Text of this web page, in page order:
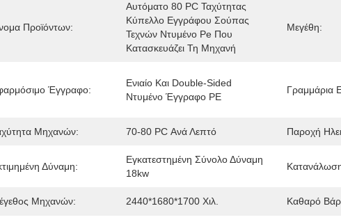
Προϊόντων:
Αυτόματο 80 PC Ταχύτητας
Κύπελλο Εγγράφου Σούπας
Τεχνών Ντυμένο Pe Που
Κατασκευάζει Τη Μηχανή
Μεγέθη:
Έγγραφο:
Ενιαίο Και Double-Sided
Ντυμένο Έγγραφο PE
Γραμμάρια
Μηχανών: 70-80 PC Ανά Λεπτό Παροχή
Δύναμη:
Εγκατεστημένη Σύνολο Δύναμη
18kw
Μηχανών: 2440*1680*1700 Χιλ. Καθαρό